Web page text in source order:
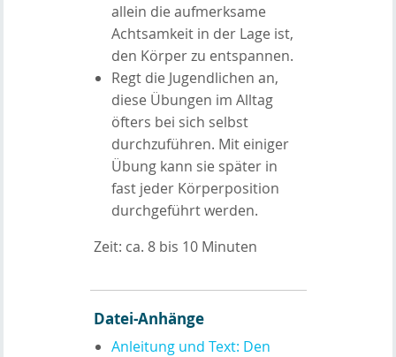
allein die aufmerksame
Achtsamkeit in der Lage ist,
den Körper zu entspannen.
Regt die Jugendlichen an,
diese Übungen im Alltag
öfters bei sich selbst
durchzuführen. Mit einiger
Übung kann sie später in
fast jeder Körperposition
durchgeführt werden.
Zeit: ca. 8 bis 10 Minuten
Datei-Anhänge
Anleitung und Text: Den